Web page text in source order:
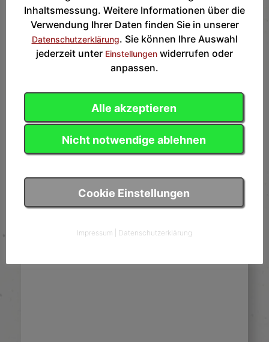
Das Trinken von Alkohol auf dem Schulgelände
ist untersagt.
Adresse:
Turnvater Jahn Grundschule
Eingang ist links neben dem Schulgebäude.
Tram M10 -> Arnswalderplatz oder Ringbahn S-
Bhf Greifswalderstr.
Inhaltsmessung. Weitere Informationen über die
Verwendung Ihrer Daten finden Sie in unserer
Datenschutzerklärung. Sie können Ihre Auswahl
jederzeit unter Einstellungen widerrufen oder
anpassen.
Alle akzeptieren
Nicht notwendige ablehnen
Cookie Einstellungen
Impressum Datenschutzerklärung